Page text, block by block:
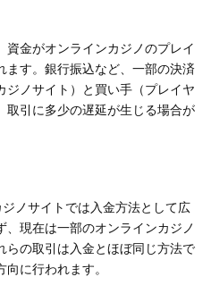
資金がオンラインカジノのプレイ
ます。銀行振込など、一部の決済
ノサイト）と買い手（プレイヤ
取引に多少の遅延が生じる場合が
ノサイトでは入金方法として広
、現在は一部のオンラインカジノ
らの取引は入金とほぼ同じ方法で
に行われます。